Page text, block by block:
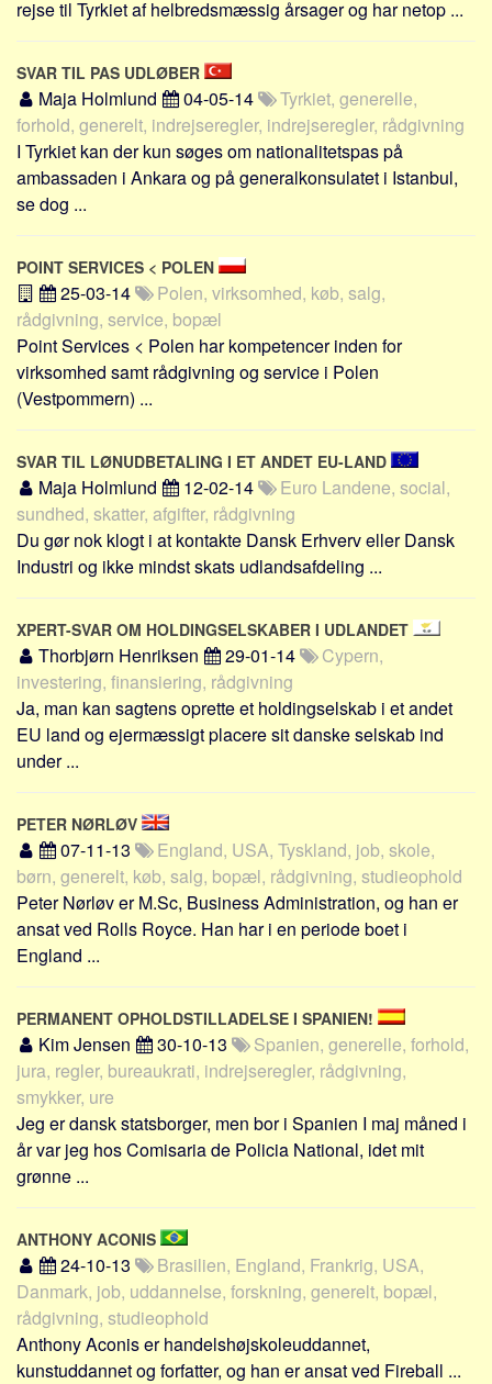
rejse til Tyrkiet af helbredsmæssig årsager og har netop ...
SVAR TIL PAS UDLØBER
Maja Holmlund 04-05-14
Tyrkiet, generelle,
forhold, generelt, indrejseregler, indrejseregler, rådgivning
I Tyrkiet kan der kun søges om nationalitetspas på
ambassaden i Ankara og på generalkonsulatet i Istanbul,
se dog ...
POINT SERVICES < POLEN
25-03-14
Polen, virksomhed, køb, salg,
rådgivning, service, bopæl
Point Services < Polen har kompetencer inden for
virksomhed samt rådgivning og service i Polen
(Vestpommern) ...
SVAR TIL LØNUDBETALING I ET ANDET EU-LAND
Maja Holmlund 12-02-14
Euro Landene, social,
sundhed, skatter, afgifter, rådgivning
Du gør nok klogt i at kontakte Dansk Erhverv eller Dansk
Industri og ikke mindst skats udlandsafdeling ...
XPERT-SVAR OM HOLDINGSELSKABER I UDLANDET
Thorbjørn Henriksen 29-01-14
Cypern,
investering, finansiering, rådgivning
Ja, man kan sagtens oprette et holdingselskab i et andet
EU land og ejermæssigt placere sit danske selskab ind
under ...
PETER NØRLØV
07-11-13
England, USA, Tyskland, job, skole,
børn, generelt, køb, salg, bopæl, rådgivning, studieophold
Peter Nørløv er M.Sc, Business Administration, og han er
ansat ved Rolls Royce. Han har i en periode boet i
England ...
PERMANENT OPHOLDSTILLADELSE I SPANIEN!
Kim Jensen 30-10-13
Spanien, generelle, forhold,
jura, regler, bureaukrati, indrejseregler, rådgivning,
smykker, ure
Jeg er dansk statsborger, men bor i Spanien I maj måned i
år var jeg hos Comisaria de Policia National, idet mit
grønne ...
ANTHONY ACONIS
24-10-13
Brasilien, England, Frankrig, USA,
Danmark, job, uddannelse, forskning, generelt, bopæl,
rådgivning, studieophold
Anthony Aconis er handelshøjskoleuddannet,
kunstuddannet og forfatter, og han er ansat ved Fireball ...